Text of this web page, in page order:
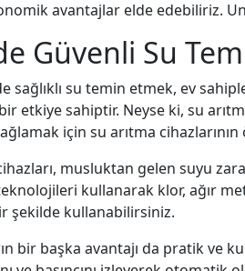
avantajlar elde edebiliriz.
Güvenli Su
sağlıklı su temin etmek, ev
etkiye sahiptir. Neyse ki, su
için su arıtma
musluktan gelen suyu
kullanarak klor, ağır
şekilde kullanabilirsiniz.
bir başka avantajı da pratik ve